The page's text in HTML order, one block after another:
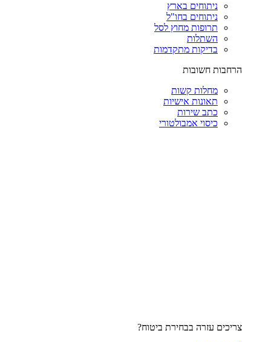
ניתוחים בארץ
ניתוחים בחו"ל
תרופות מחוץ לסל
השתלות
בדיקות מתקדמות
הרחבות חשובות
מחלות קשות
תאונות אישיות
כתב שירות
כיסוי אמבולטורי
צריכים עזרה בבחירת ביטוח?